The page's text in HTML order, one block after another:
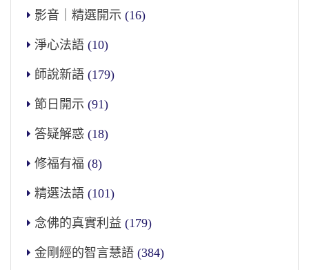
影音｜精選開示 (16)
淨心法語 (10)
師說新語 (179)
節日開示 (91)
答疑解惑 (18)
修福有福 (8)
精選法語 (101)
念佛的真實利益 (179)
金剛經的智言慧語 (384)